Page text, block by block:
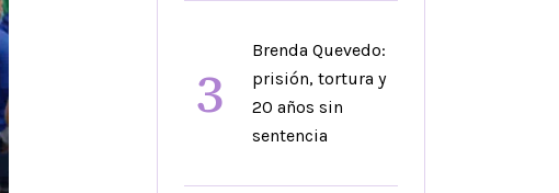
3
Brenda Quevedo:
prisión, tortura y
20 años sin
sentencia